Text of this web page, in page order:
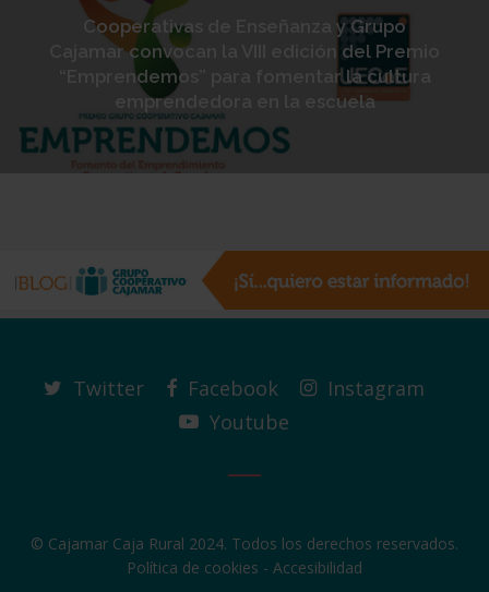
Cooperativas de Enseñanza y Grupo
Cajamar convocan la VIII edición del Premio
“Emprendemos” para fomentar la cultura
emprendedora en la escuela
Twitter Facebook
Instagram
Youtube
© Cajamar Caja Rural 2024. Todos los derechos reservados.
Política de cookies - Accesibilidad